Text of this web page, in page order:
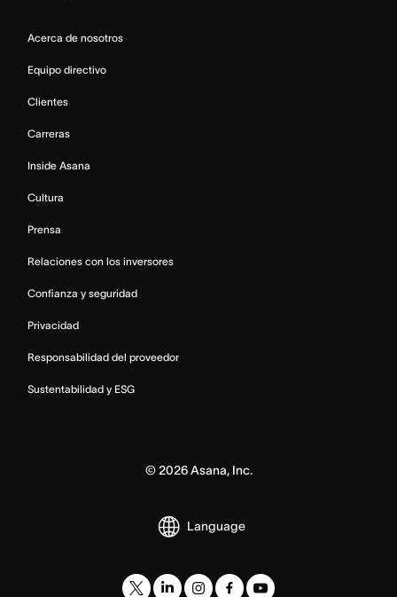
Acerca de nosotros
Equipo directivo
Clientes
Carreras
Inside Asana
Cultura
Prensa
Relaciones con los inversores
Confianza y seguridad
Privacidad
Responsabilidad del proveedor
Sustentabilidad y ESG
© 2026Asana, Inc.
Language